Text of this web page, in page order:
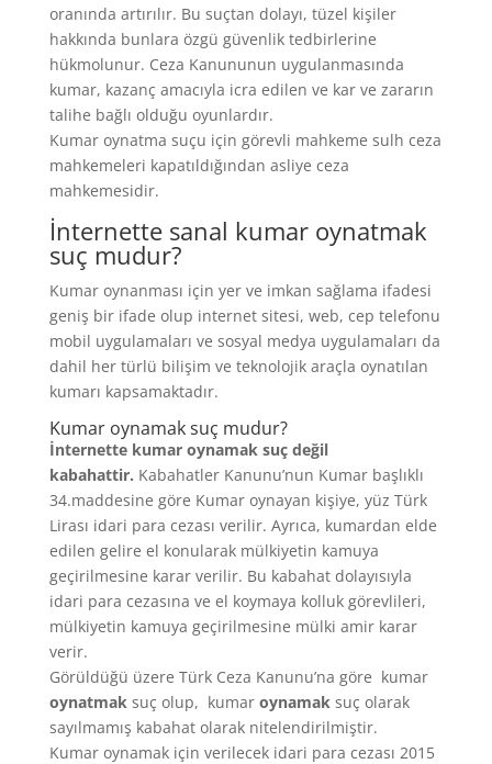
oranında artırılır. Bu suçtan dolayı, tüzel kişiler
hakkında bunlara özgü güvenlik tedbirlerine
hükmolunur. Ceza Kanununun uygulanmasında
kumar, kazanç amacıyla icra edilen ve kar ve zararın
talihe bağlı olduğu oyunlardır.
Kumar oynatma suçu için görevli mahkeme sulh ceza
mahkemeleri kapatıldığından asliye ceza
mahkemesidir.
İnternette sanal kumar oynatmak
suç mudur?
Kumar oynanması için yer ve imkan sağlama ifadesi
geniş bir ifade olup internet sitesi, web, cep telefonu
mobil uygulamaları ve sosyal medya uygulamaları da
dahil her türlü bilişim ve teknolojik araçla oynatılan
kumarı kapsamaktadır.
Kumar oynamak suç mudur?
İnternette kumar oynamak suç değil
kabahattir. Kabahatler Kanunu’nun Kumar başlıklı
34.maddesine göre Kumar oynayan kişiye, yüz Türk
Lirası idari para cezası verilir. Ayrıca, kumardan elde
edilen gelire el konularak mülkiyetin kamuya
geçirilmesine karar verilir. Bu kabahat dolayısıyla
idari para cezasına ve el koymaya kolluk görevlileri,
mülkiyetin kamuya geçirilmesine mülki amir karar
verir.
Görüldüğü üzere Türk Ceza Kanunu’na göre kumar
oynatmaksuç olup, kumar oynamaksuç olarak
sayılmamış kabahat olarak nitelendirilmiştir.
Kumar oynamak için verilecek idari para cezası 2015